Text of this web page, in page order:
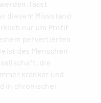
lässt
diesem Missstand
nur um Profit
pervertierten
des Menschen
die
kränker und
in chronischer